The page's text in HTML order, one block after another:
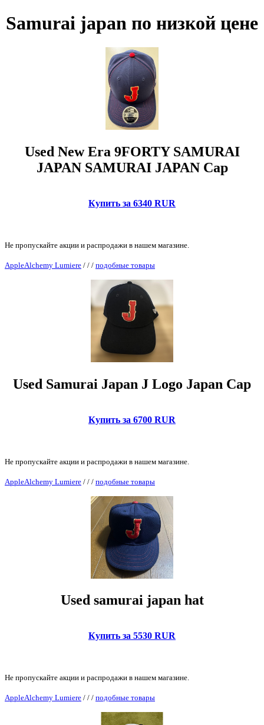
Samurai japan по низкой цене
Used New Era 9FORTY SAMURAI
JAPAN SAMURAI JAPAN Cap
Купить за 6340 RUR
Не пропускайте акции и распродажи в нашем магазине.
AppleAlchemy Lumiere / / / подобные товары
Used Samurai Japan J Logo Japan Cap
Купить за 6700 RUR
Не пропускайте акции и распродажи в нашем магазине.
AppleAlchemy Lumiere / / / подобные товары
Used samurai japan hat
Купить за 5530 RUR
Не пропускайте акции и распродажи в нашем магазине.
AppleAlchemy Lumiere / / / подобные товары